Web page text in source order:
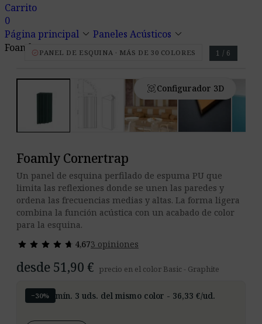
Carrito
0
Página principal keyboard_arrow_down Paneles Acústicos keyboard_arrow_down
Foamly Cornertrap
verified PANEL DE ESQUINA · MÁS DE 30 COLORES
view_in_arConfigurador 3D
1 / 6
Foamly Cornertrap
Un panel de esquina perfilado de espuma PU que
limita las reflexiones donde se unen las paredes y
ordena las frecuencias medias y altas. La forma ligera
combina la función acústica con un acabado de color
para la esquina.
star star star star star
star star star star star 4,673 opiniones
desde 51,90 € precio en el color Basic - Graphite
−30% mín. 3 uds. del mismo color - 36,33 €/ud.